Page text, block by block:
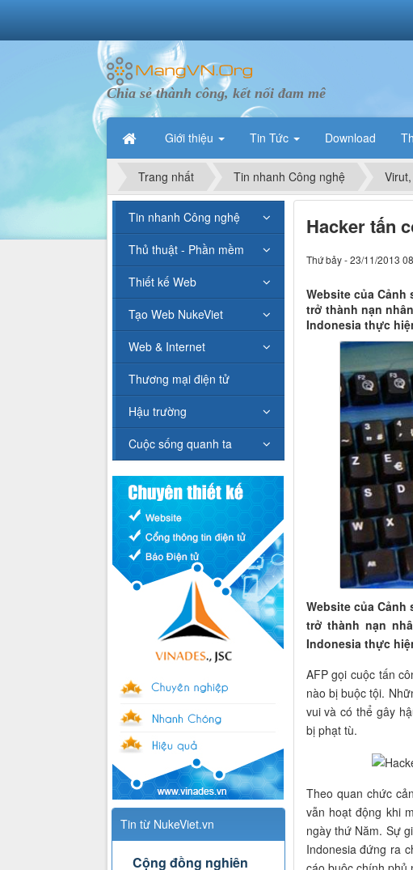
Chia sẻ thành công, kết nối đam mê
Giới thiệu Tin Tức Download
Trang nhất Tin nhanh Công nghệ
Hacker tấn
Thứ bảy - 23/11/2013
Website của Cảnh
trở thành nạn
Indonesia thực
Website của Cảnh
trở thành nạn
Indonesia thực
AFP gọi cuộc tấn
nào bị buộc tội.
vui và có thể gây
bị phạt tù.
Theo quan chức
vẫn hoạt động khi
ngày thứ Năm. Sự
Indonesia đứng ra
Tin nhanh Công nghệ
Thủ thuật - Phần mềm
Thiết kế Web
Tạo Web NukeViet
Web & Internet
Thương mại điện tử
Hậu trường
Cuộc sống quanh ta
Tin từ NukeViet.vn
Cộng đồng nghiên